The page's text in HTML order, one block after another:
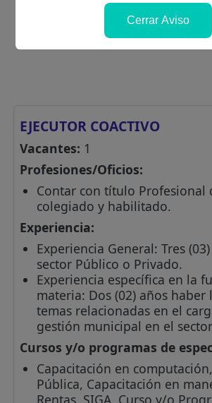
EJECUTOR COACTIVO
Vacantes: 1
Profesiones/Oficios:
Contar con título Profesional
colegiado y habilitado.
Experiencia:
Experiencia General: Tres
sector Público o Privado.
Experiencia específica en la
materia: Dos (02) años
temas relacionadas en el
gestión municipal en el
Cursos y/o programas de
Capacitación en
Pública, Capacitación en
Rentas, SIGA, Curso y/o
Cerrar Aviso